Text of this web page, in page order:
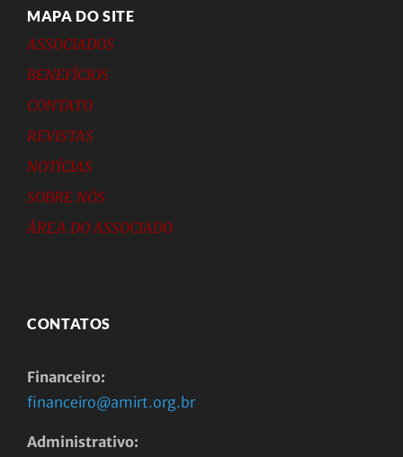
MAPA DO SITE
ASSOCIADOS
BENEFÍCIOS
CONTATO
REVISTAS
NOTÍCIAS
SOBRE NÓS
ÁREA DO ASSOCIADO
CONTATOS
Financeiro:
financeiro@amirt.org.br
Administrativo: